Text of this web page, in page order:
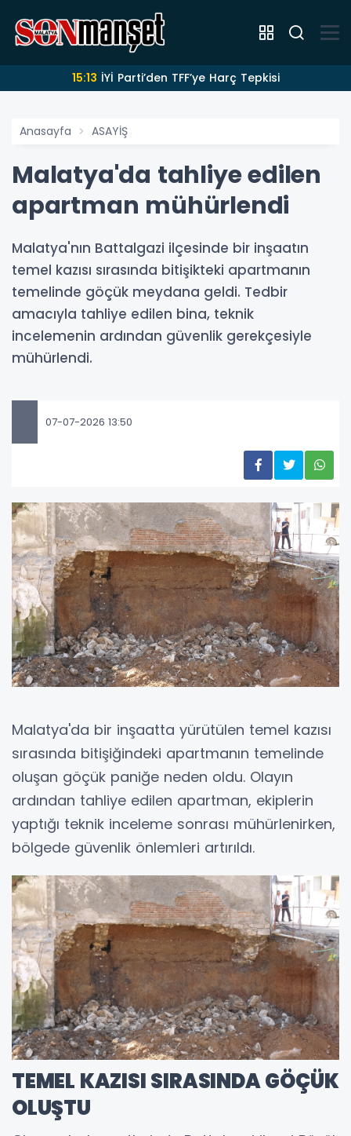
15:13 İYİ Parti’den TFF’ye Harç Tepkisi
Anasayfa ASAYİŞ
Malatya'da tahliye edilen
apartman mühürlendi
Malatya'nın Battalgazi ilçesinde bir inşaatın
temel kazısı sırasında bitişikteki apartmanın
temelinde göçük meydana geldi. Tedbir
amacıyla tahliye edilen bina, teknik
incelemenin ardından güvenlik gerekçesiyle
mühürlendi.
07-07-2026 13:50
Malatya'da bir inşaatta yürütülen temel kazısı
sırasında bitişiğindeki apartmanın temelinde
oluşan göçük paniğe neden oldu. Olayın
ardından tahliye edilen apartman, ekiplerin
yaptığı teknik inceleme sonrası mühürlenirken,
bölgede güvenlik önlemleri artırıldı.
TEMEL KAZISI SIRASINDA GÖÇÜK
OLUŞTU